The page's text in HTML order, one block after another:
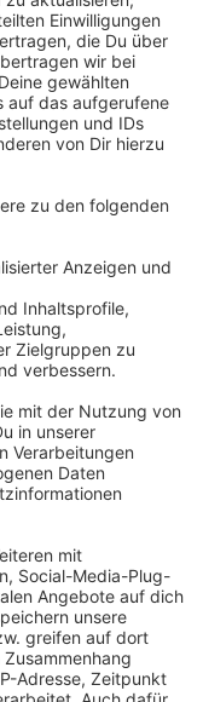
ab 21 Uhr.
an der Kasse
Nachfrage
eins zu
Düsseldorfer